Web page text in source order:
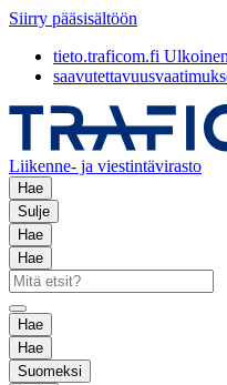
Siirry pääsisältöön
tieto.traficom.fi
Liikenne- ja viestintävirasto
Hae
Sulje
Hae
Hae
Hae
Hae
Suomeksi